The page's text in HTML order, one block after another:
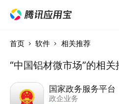
首页 软件 相关推荐
“中国铝材微市场”的相
国家政务服务平台
政企业务